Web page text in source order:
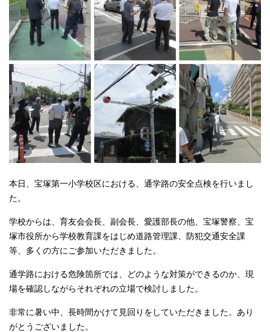
本日、宝塚第一小学校区における、通学路の安全点検を行いまし
た。
学校からは、育友会会長、副会長、愛護部長の他、宝塚警察、宝
塚市役所から学校教育課をはじめ道路管理課、防犯交通安全課
等、多くの方にご参加いただきました。
通学路における危険箇所では、どのような対策ができるのか、現
場を確認しながらそれぞれの立場で検討しました。
非常に暑い中、長時間かけて見回りをしていただきました。あり
がとうございました。